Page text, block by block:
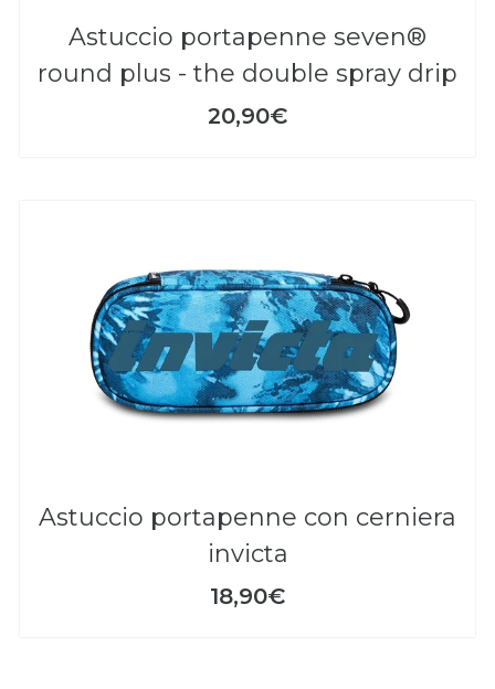
astuccio portapenne seven®
round plus - the double spray drip
20,90€
astuccio portapenne con cerniera
invicta
18,90€